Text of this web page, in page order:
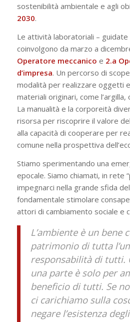
sostenibilità ambientale e agli
2030.
Le attività laboratoriali – guidate
coinvolgono da marzo a
Operatore meccanico e 2.a
d’impresa. Un percorso di
modalità per realizzare oggetti
materiali originari, come
La manualità e la corporeità
risorsa per riscoprire il valore
alla capacità di cooperare per
comune nella prospettiva
Stiamo sperimentando una
epocale. Siamo chiamati, in rete
impegnarci nella grande sfida
fondamentale stimolare
attori di cambiamento sociale e
L’ambiente è un bene
patrimonio di tutta
responsabilità di tutti.
una parte è solo per
beneficio di tutti. Se
ci carichiamo sulla
negare l’esistenza